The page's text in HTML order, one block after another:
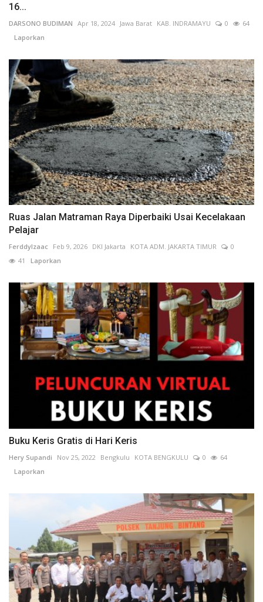
16...
DARSONO BUDIMAN Apr 18, 2024 Jawa Barat KAB. INDRAMAYU 0
64
Laporkan
Ruas Jalan Matraman Raya Diperbaiki Usai Kecelakaan
Pelajar
FerddyIzaac Feb 9, 2026 DKI Jakarta KOTA ADM. JAKARTA TIMUR
0
41
Laporkan
Buku Keris Gratis di Hari Keris
Hery Supandi Nov 25, 2022 Bengkulu KOTA BENGKULU 0
64
Laporkan